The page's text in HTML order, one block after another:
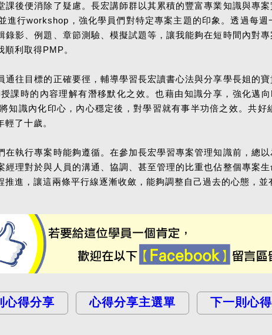
後便消除了疑慮。長宏講師群以其累積的豐富專業知識與專
進行workshop，強化學員們對特定專案主題的印象。透過每
影、例題、章節測驗、模擬試題等，讓我能夠在短時間內對
利取得PMP。
往目標的正確要徑，輔導學習長宏讀書心法與分享學長姐的
課時的內容理解有潛移默化之效。也藉由知識分享，強化邁
知識內化印心，內心穩定後，對學習就有事半功倍之效。共
了十歲。
執行專案時能夠遵循。在參加長宏學習專案管理知識前，總
理對於與人員的溝通、協調、甚至管理的比重也佔整個專案
進，讓這兩條平行線逐漸收斂，能夠調整自己過去的心態，並
心得分享 心得分享主選單 下一則心